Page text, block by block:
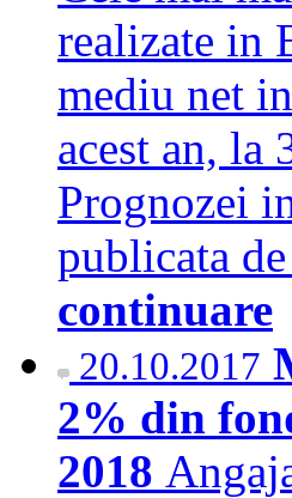
realizate in
mediu net
acest an,
Prognozei
publicata
continuare
20.10.2017
2% din
2018